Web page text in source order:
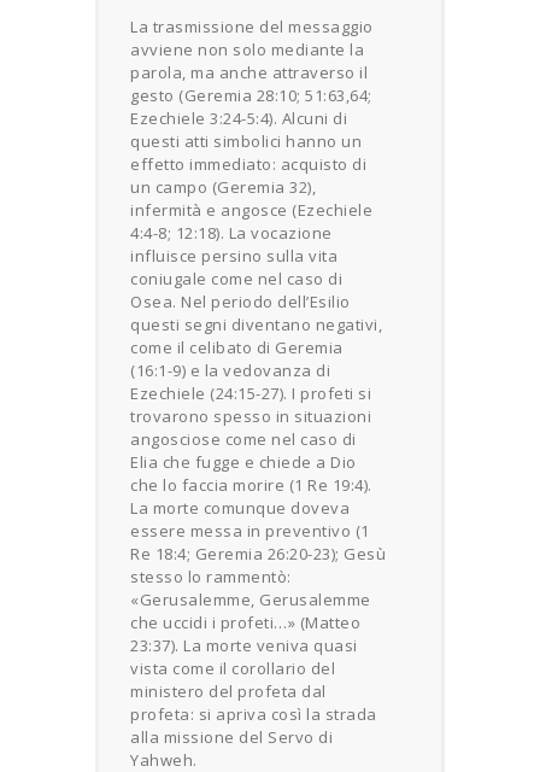
La trasmissione del messaggio
avviene non solo mediante la
parola, ma anche attraverso il
gesto (Geremia 28:10; 51:63,64;
Ezechiele 3:24-5:4). Alcuni di
questi atti simbolici hanno un
effetto immediato: acquisto di
un campo (Geremia 32),
infermità e angosce (Ezechiele
4:4-8; 12:18). La vocazione
influisce persino sulla vita
coniugale come nel caso di
Osea. Nel periodo dell’Esilio
questi segni diventano negativi,
come il celibato di Geremia
(16:1-9) e la vedovanza di
Ezechiele (24:15-27). I profeti si
trovarono spesso in situazioni
angosciose come nel caso di
Elia che fugge e chiede a Dio
che lo faccia morire (1 Re 19:4).
La morte comunque doveva
essere messa in preventivo (1
Re 18:4; Geremia 26:20-23); Gesù
stesso lo rammentò:
«Gerusalemme, Gerusalemme
che uccidi i profeti…» (Matteo
23:37). La morte veniva quasi
vista come il corollario del
ministero del profeta dal
profeta: si apriva così la strada
alla missione del Servo di
Yahweh.